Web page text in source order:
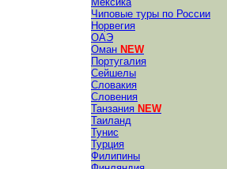
Чиповые туры по России
Норвегия
ОАЭ
Оман NEW
Португалия
Сейшелы
Словакия
Словения
Танзания NEW
Таиланд
Тунис
Турция
Филипины